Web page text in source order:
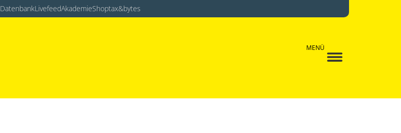
DatenbankLivefeedAkademieShoptax&bytes
MENÜ